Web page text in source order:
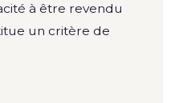
à être revendu
un critère de